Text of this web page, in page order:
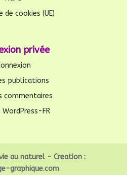
de cookies (UE)
privée
publications
commentaires
WordPress-FR
au naturel - Creation :
graphique.com